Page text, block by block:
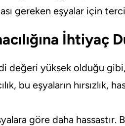
gereken eşyalar için
İhtiyaç
değeri yüksek olduğu
bu eşyaların hırsızlık,
göre daha hassastır.